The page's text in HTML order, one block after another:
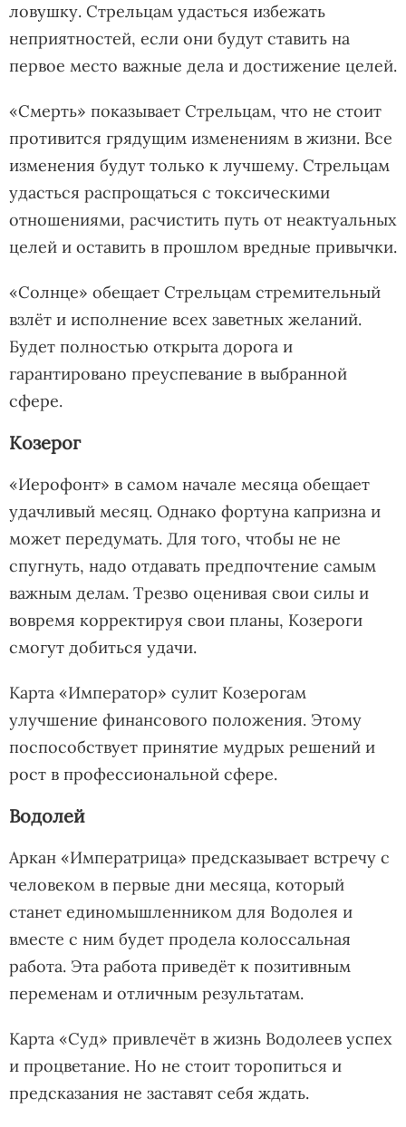
ловушку. Стрельцам удасться избежать
неприятностей, если они будут ставить на
первое место важные дела и достижение целей.
«Смерть» показывает Стрельцам, что не стоит
противится грядущим изменениям в жизни. Все
изменения будут только к лучшему. Стрельцам
удасться распрощаться с токсическими
отношениями, расчистить путь от неактуальных
целей и оставить в прошлом вредные привычки.
«Солнце» обещает Стрельцам стремительный
взлёт и исполнение всех заветных желаний.
Будет полностью открыта дорога и
гарантировано преуспевание в выбранной
сфере.
Козерог
«Иерофонт» в самом начале месяца обещает
удачливый месяц. Однако фортуна капризна и
может передумать. Для того, чтобы не не
спугнуть, надо отдавать предпочтение самым
важным делам. Трезво оценивая свои силы и
вовремя корректируя свои планы, Козероги
смогут добиться удачи.
Карта «Император» сулит Козерогам
улучшение финансового положения. Этому
поспособствует принятие мудрых решений и
рост в профессиональной сфере.
Водолей
Аркан «Императрица» предсказывает встречу с
человеком в первые дни месяца, который
станет единомышленником для Водолея и
вместе с ним будет продела колоссальная
работа. Эта работа приведёт к позитивным
переменам и отличным результатам.
Карта «Суд» привлечёт в жизнь Водолеев успех
и процветание. Но не стоит торопиться и
предсказания не заставят себя ждать.